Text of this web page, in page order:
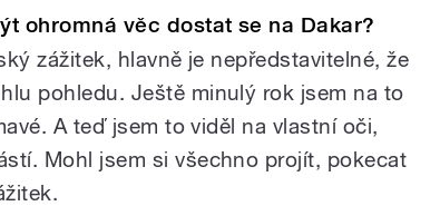
ohromná věc dostat se na Dakar?
zážitek, hlavně je nepředstavitelné, že
pohledu. Ještě minulý rok jsem na to
A teď jsem to viděl na vlastní oči,
Mohl jsem si všechno projít, pokecat